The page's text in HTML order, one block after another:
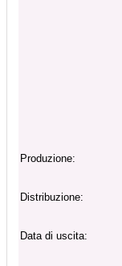
Produzione:
Distribuzione:
Data di uscita: